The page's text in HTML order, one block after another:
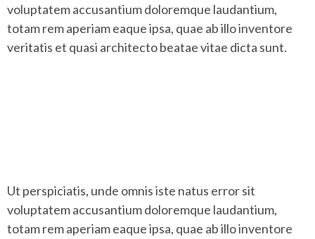
voluptatem accusantium doloremque laudantium,
totam rem aperiam eaque ipsa, quae ab illo inventore
veritatis et quasi architecto beatae vitae dicta sunt.
Ut perspiciatis, unde omnis iste natus error sit
voluptatem accusantium doloremque laudantium,
totam rem aperiam eaque ipsa, quae ab illo inventore